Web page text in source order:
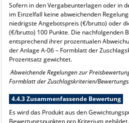
Sofern in den Vergabeunterlagen oder in
im Einzelfall keine abweichenden
niedrigste Angebotspreis (€/brutto) oder
(€/brutto) 100 Punkte. Die nachfolgenden
entsprechend ihrer prozentualen
der Anlage A-06 – Formblatt der
Prozentsatz gewichtet.
Abweichende Regelungen zur
Formblatt der Zuschlagskriterien/
4.4.3 Zusammenfassende Bewertung
Es wird das Produkt aus den
Bewertungspunkten pro Kriterium